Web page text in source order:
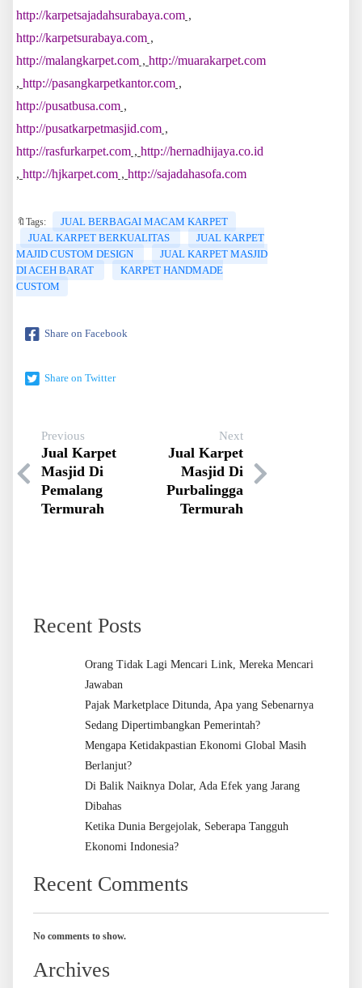
http://karpetsajadahsurabaya.com ,
http://karpetsurabaya.com ,
http://malangkarpet.com , http://muarakarpet.com
, http://pasangkarpetkantor.com ,
http://pusatbusa.com ,
http://pusatkarpetmasjid.com ,
http://rasfurkarpet.com , http://hernadhijaya.co.id
, http://hjkarpet.com , http://sajadahasofa.com
🔖Tags:
JUAL BERBAGAI MACAM KARPET
JUAL KARPET BERKUALITAS
JUAL KARPET
MAJID CUSTOM DESIGN
JUAL KARPET MASJID
DI ACEH BARAT
KARPET HANDMADE
CUSTOM
Share on Facebook
Share on Twitter
Previous
Jual Karpet
Masjid Di
Pemalang
Termurah
Next
Jual Karpet
Masjid Di
Purbalingga
Termurah
Recent Posts
Orang Tidak Lagi Mencari Link, Mereka Mencari
Jawaban
Pajak Marketplace Ditunda, Apa yang Sebenarnya
Sedang Dipertimbangkan Pemerintah?
Mengapa Ketidakpastian Ekonomi Global Masih
Berlanjut?
Di Balik Naiknya Dolar, Ada Efek yang Jarang
Dibahas
Ketika Dunia Bergejolak, Seberapa Tangguh
Ekonomi Indonesia?
Recent Comments
No comments to show.
Archives